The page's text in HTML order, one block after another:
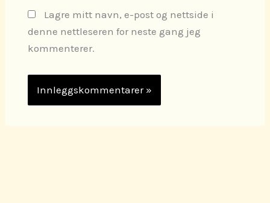
Lagre mitt navn, e-post og nettside i
denne nettleseren for neste gang jeg
kommenterer.